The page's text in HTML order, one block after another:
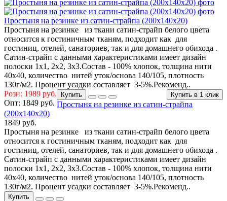
Простыня на резинке из сатин-страйпа (200х140х20)
Простыня на резинке из ткани сатин-страйп белого цвета
относится к гостиничным тканям, подходит как для
гостиниц, отелей, санаториев, так и для домашнего обихода .
Сатин-страйп с данными характеристиками имеет дизайн
полоски 1х1, 2х2, 3х3.Состав - 100% хлопок, толщина нити
40х40, количество нитей уток/основа 140/105, плотность
130г/м2. Процент усадки составляет 3-5%.Рекоменд..
Розн: 1989 руб.
Опт: 1849 руб.
Купить в 1 клик
Купить
Простыня на резинке из сатин-страйпа
(200х140х20)
1849 руб.
Простыня на резинке из ткани сатин-страйп белого цвета
относится к гостиничным тканям, подходит как для
гостиниц, отелей, санаториев, так и для домашнего обихода .
Сатин-страйп с данными характеристиками имеет дизайн
полоски 1х1, 2х2, 3х3.Состав - 100% хлопок, толщина нити
40х40, количество нитей уток/основа 140/105, плотность
130г/м2. Процент усадки составляет 3-5%.Рекоменд..
Купить